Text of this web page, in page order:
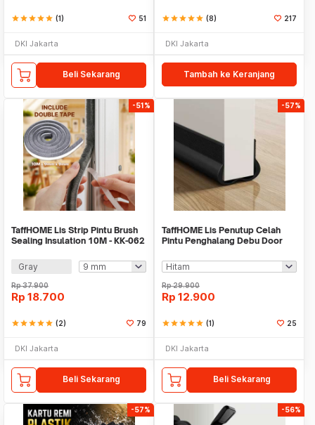
starstarstarstarstar (1) 51
DKI Jakarta
Beli Sekarang
starstarstarstarstar (8) 217
DKI Jakarta
Tambah ke Keranjang
-51%
TaffHOME Lis Strip Pintu Brush
Sealing Insulation 10M - KK-062
Gray
Rp37.900
Rp 18.700
starstarstarstarstar (2) 79
DKI Jakarta
Beli Sekarang
-57%
TaffHOME Lis Penutup Celah
Pintu Penghalang Debu Door
Rp29.900
Rp 12.900
starstarstarstarstar (1) 25
DKI Jakarta
Beli Sekarang
-57% -56%